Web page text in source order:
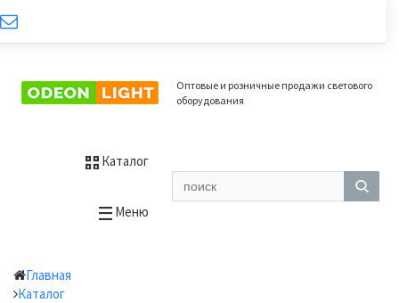
Оптовые и розничные продажи светового
оборудования
Каталог
Меню
Главная
Каталог